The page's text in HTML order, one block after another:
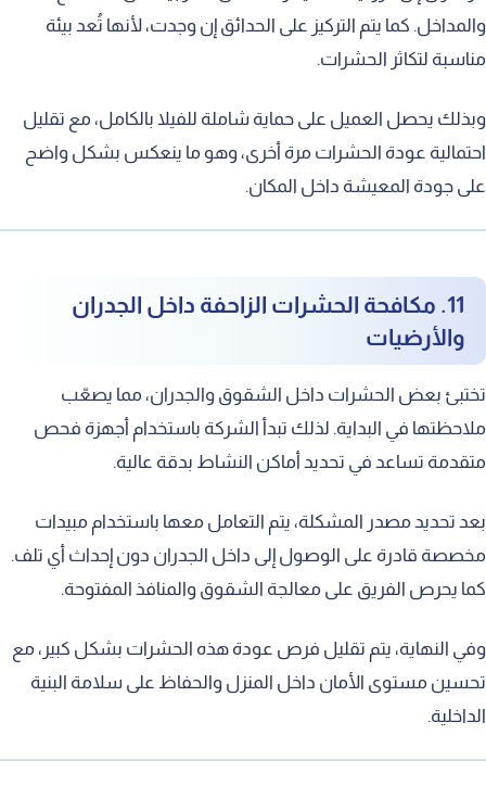
والمداخل. كما يتم التركيز على الحدائق إن وجدت، لأنها تُعد بيئة
مناسبة لتكاثر الحشرات.
وبذلك يحصل العميل على حماية شاملة للفيلا بالكامل، مع تقليل
احتمالية عودة الحشرات مرة أخرى، وهو ما ينعكس بشكل واضح
على جودة المعيشة داخل المكان.
11. مكافحة الحشرات الزاحفة داخل الجدران
والأرضيات
تختبئ بعض الحشرات داخل الشقوق والجدران، مما يصعّب
ملاحظتها في البداية. لذلك تبدأ الشركة باستخدام أجهزة فحص
متقدمة تساعد في تحديد أماكن النشاط بدقة عالية.
بعد تحديد مصدر المشكلة، يتم التعامل معها باستخدام مبيدات
مخصصة قادرة على الوصول إلى داخل الجدران دون إحداث أي تلف.
كما يحرص الفريق على معالجة الشقوق والمنافذ المفتوحة.
وفي النهاية، يتم تقليل فرص عودة هذه الحشرات بشكل كبير، مع
تحسين مستوى الأمان داخل المنزل والحفاظ على سلامة البنية
الداخلية.